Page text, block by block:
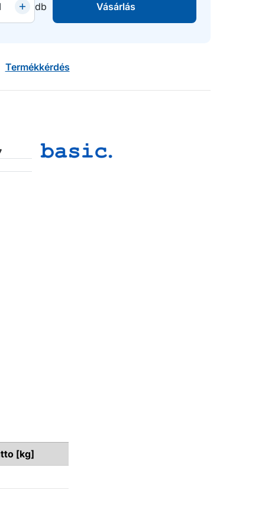
db Vásárlás
Termékkérdés
[kg]